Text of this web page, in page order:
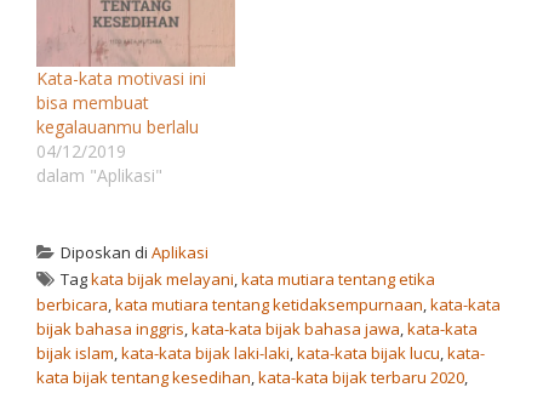
Kata-kata motivasi ini
bisa membuat
kegalauanmu berlalu
04/12/2019
dalam "Aplikasi"
Diposkan di Aplikasi
Tagkata bijak melayani,kata mutiara tentang etika
berbicara,kata mutiara tentang ketidaksempurnaan,kata-kata
bijak bahasa inggris,kata-kata bijak bahasa jawa,kata-kata
bijak islam,kata-kata bijak laki-laki,kata-kata bijak lucu,kata-
kata bijak tentang kesedihan,kata-kata bijak terbaru 2020,